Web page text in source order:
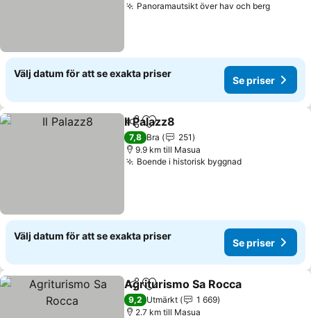
Panoramautsikt över hav och bergSe
Välj datum för att se exakta priser
Se priser
Dela Lägg till i Mina Favoriter
Il Palazz8
7,8 Bra
251
9.9 km till Masua
Boende i historisk byggnadSe priser
Välj datum för att se exakta priser
Se priser
Dela Lägg till i Mina Favoriter
Agriturismo Sa Rocca
9,2 Utmärkt
1 669
2.7 km till Masua